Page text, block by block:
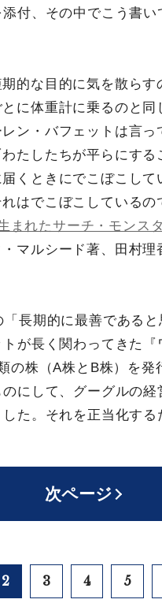
付、その中でこう書い
的な目的に気を散らす
に体重計に乗るのと同
ン・バフェットは言っ
たしたちが平らにする
くときにでこぼこして
はでこぼこしているの
まれたサーチ・モンス
マルシード著、田村理
長期的に最善である
が長く関わってきた『
の株（A株とB株）を発
にして、グーグルの
た。それを正当化す
次ページ
2 3 4 5